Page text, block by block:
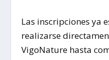
Las inscripciones ya
realizarse
VigoNature hasta